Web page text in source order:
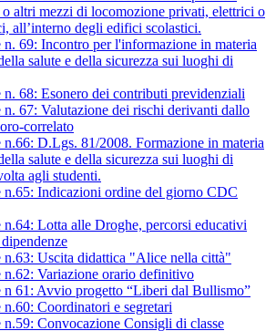
altri mezzi di locomozione privati, elettrici o
all’interno degli edifici scolastici.
n. 69: Incontro per l'informazione in materia
salute e della sicurezza sui luoghi di
n. 68: Esonero dei contributi previdenziali
n. 67: Valutazione dei rischi derivanti dallo
correlato
n.66: D.Lgs. 81/2008. Formazione in materia
salute e della sicurezza sui luoghi di
agli studenti.
n.65: Indicazioni ordine del giorno CDC
n.64: Lotta alle Droghe, percorsi educativi
n.63: Uscita didattica "Alice nella città"
n.62: Variazione orario definitivo
n 61: Avvio progetto “Liberi dal Bullismo”
Coordinatori e segretari
n.59: Convocazione Consigli di classe